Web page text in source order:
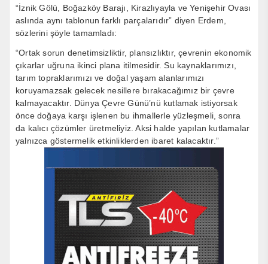
“İznik Gölü, Boğazköy Barajı, Kirazlıyayla ve Yenişehir Ovası
aslında aynı tablonun farklı parçalarıdır” diyen Erdem,
sözlerini şöyle tamamladı:
“Ortak sorun denetimsizliktir, plansızlıktır, çevrenin ekonomik
çıkarlar uğruna ikinci plana itilmesidir. Su kaynaklarımızı,
tarım topraklarımızı ve doğal yaşam alanlarımızı
koruyamazsak gelecek nesillere bırakacağımız bir çevre
kalmayacaktır. Dünya Çevre Günü’nü kutlamak istiyorsak
önce doğaya karşı işlenen bu ihmallerle yüzleşmeli, sonra
da kalıcı çözümler üretmeliyiz. Aksi halde yapılan kutlamalar
yalnızca göstermelik etkinliklerden ibaret kalacaktır.”